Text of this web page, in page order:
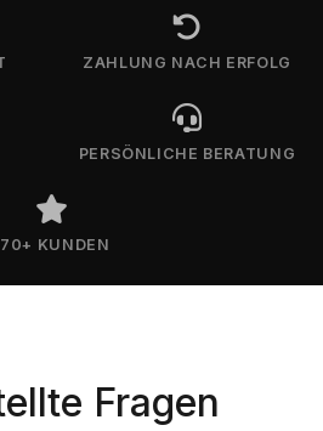
ZAHLUNG NACH ERFOLG
PERSÖNLICHE BERATUNG
KUNDEN
Fragen